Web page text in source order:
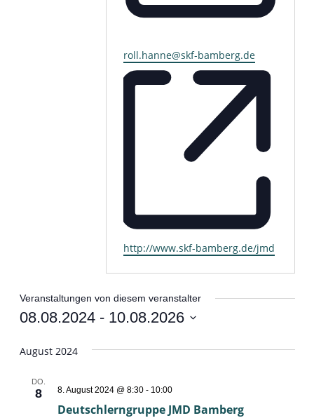
Email
roll.hanne@skf-bamberg.de
Webseite
http://www.skf-bamberg.de/jmd
Veranstaltungen von diesem veranstalter
08.08.2024 - 10.08.2026
wählen.
August 2024
DO.
8
Deutschlerngruppe JMD Bamberg
8. August 2024 @ 8:30- 10:00
Bamberg